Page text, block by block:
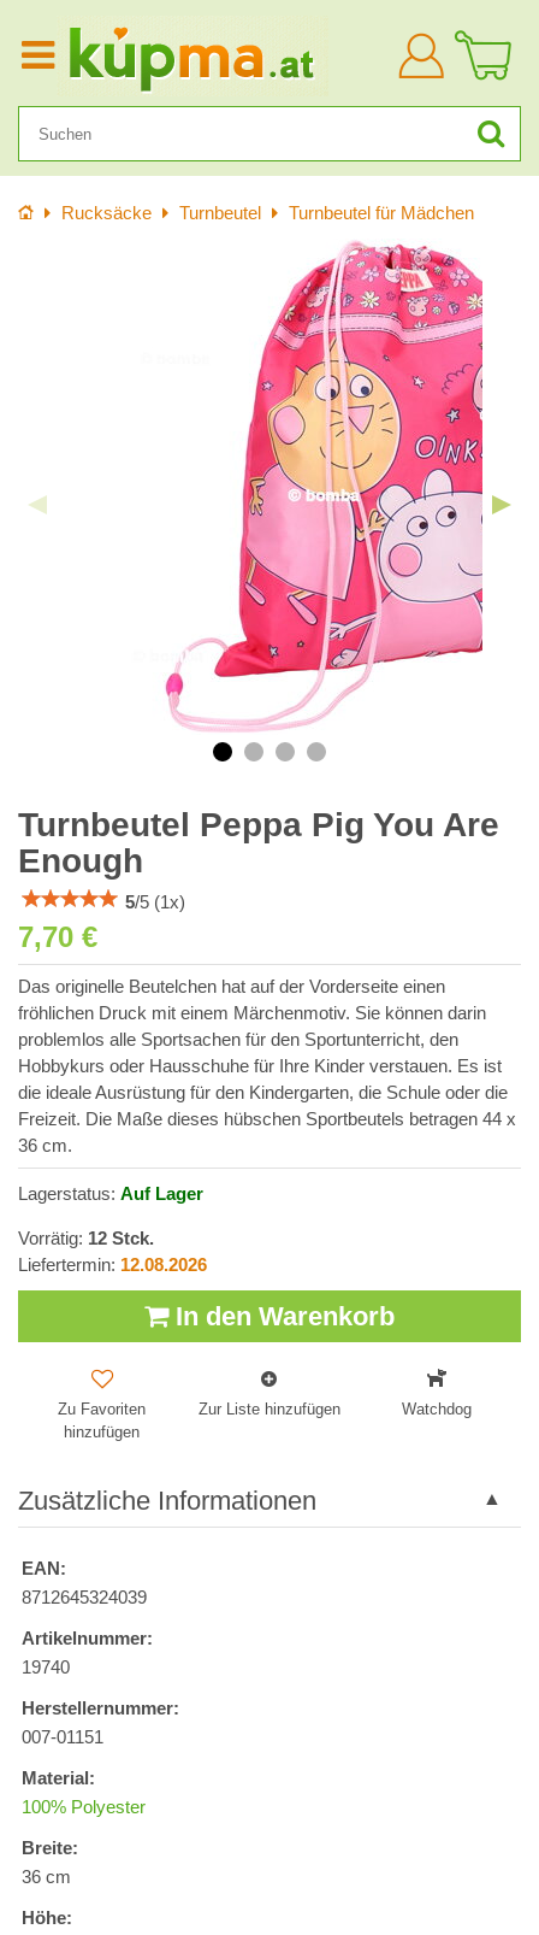
Anmelden
StartseiteRucksäcke Turnbeutel Turnbeutel für Mädchen
Turnbeutel Peppa Pig You Are
Enough
5/5 (1 x)
7,70 €
Das originelle Beutelchen hat auf der Vorderseite einen
fröhlichen Druck mit einem Märchenmotiv. Sie können darin
problemlos alle Sportsachen für den Sportunterricht, den
Hobbykurs oder Hausschuhe für Ihre Kinder verstauen. Es ist
die ideale Ausrüstung für den Kindergarten, die Schule oder die
Freizeit. Die Maße dieses hübschen Sportbeutels betragen 44 x
36 cm.
Lagerstatus: Auf Lager
Vorrätig: 12 Stck.
Liefertermin: 12.08.2026
In den Warenkorb
Zu Favoriten
hinzufügen
Zur Liste hinzufügen Watchdog
Zusätzliche Informationen
EAN:
8712645324039
Artikelnummer:
19740
Herstellernummer:
007-01151
Material:
100% Polyester
Breite:
36 cm
Höhe: